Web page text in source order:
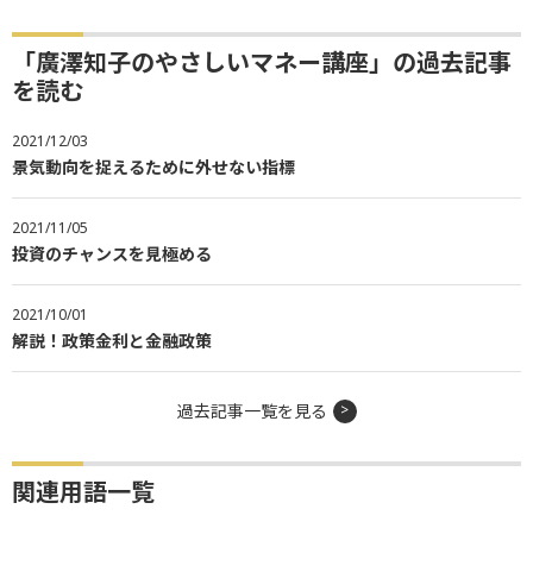
「廣澤知子のやさしいマネー講座」の過去記事
を読む
2021/12/03
景気動向を捉えるために外せない指標
2021/11/05
投資のチャンスを見極める
2021/10/01
解説！政策金利と金融政策
過去記事一覧を見る
関連用語一覧